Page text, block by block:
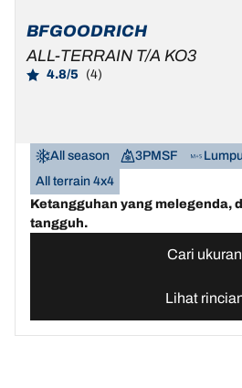
BFGOODRICH
ALL-TERRAIN T/A KO3
4.8/5 (4)
All season 3PMSF
All terrain 4x4
Ketangguhan yang melegenda,
tangguh.
Cari ukuran
Lihat